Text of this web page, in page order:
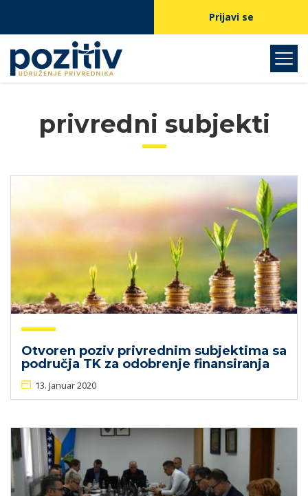
Prijavi se
privredni subjekti
Otvoren poziv privrednim subjektima sa
područja TK za odobrenje finansiranja
13. Januar 2020